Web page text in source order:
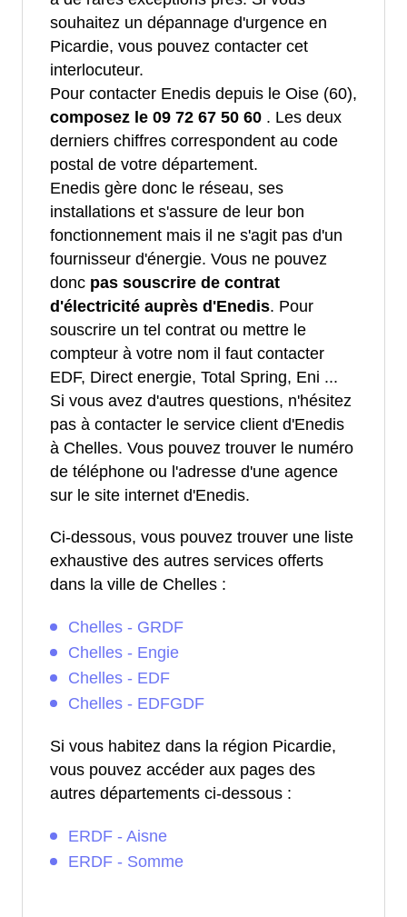
souhaitez un dépannage d'urgence en
Picardie, vous pouvez contacter cet
interlocuteur.
Pour contacter Enedis depuis le Oise (60),
composez le 09 72 67 50 60 . Les deux
derniers chiffres correspondent au code
postal de votre département.
Enedis gère donc le réseau, ses
installations et s'assure de leur bon
fonctionnement mais il ne s'agit pas d'un
fournisseur d'énergie. Vous ne pouvez
donc pas souscrire de contrat
d'électricité auprès d'Enedis. Pour
souscrire un tel contrat ou mettre le
compteur à votre nom il faut contacter
EDF, Direct energie, Total Spring, Eni ...
Si vous avez d'autres questions, n'hésitez
pas à contacter le service client d'Enedis
à Chelles. Vous pouvez trouver le numéro
de téléphone ou l'adresse d'une agence
sur le site internet d'Enedis.
Ci-dessous, vous pouvez trouver une liste
exhaustive des autres services offerts
dans la ville de Chelles :
Chelles - GRDF
Chelles - Engie
Chelles - EDF
Chelles - EDFGDF
Si vous habitez dans la région Picardie,
vous pouvez accéder aux pages des
autres départements ci-dessous :
ERDF - Aisne
ERDF - Somme